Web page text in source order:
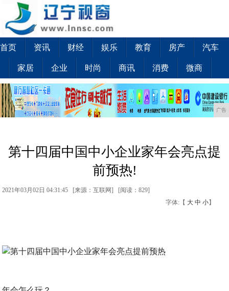
首页 资讯 财经 娱乐 教育 房产 汽车
家居 企业 时尚 商讯 消费 微商
广告
第十四届中国中小企业家年会亮点提
前预热!
2021年03月02日 04:31:45 [来源：互联网] [阅读：829]
字体:【 大 中 小】